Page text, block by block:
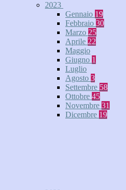
2023
Gennaio 19
Febbraio 30
Marzo 25
Aprile 22
Maggio
Giugno 1
Luglio
Agosto 3
Settembre 58
Ottobre 45
Novembre 31
Dicembre 19